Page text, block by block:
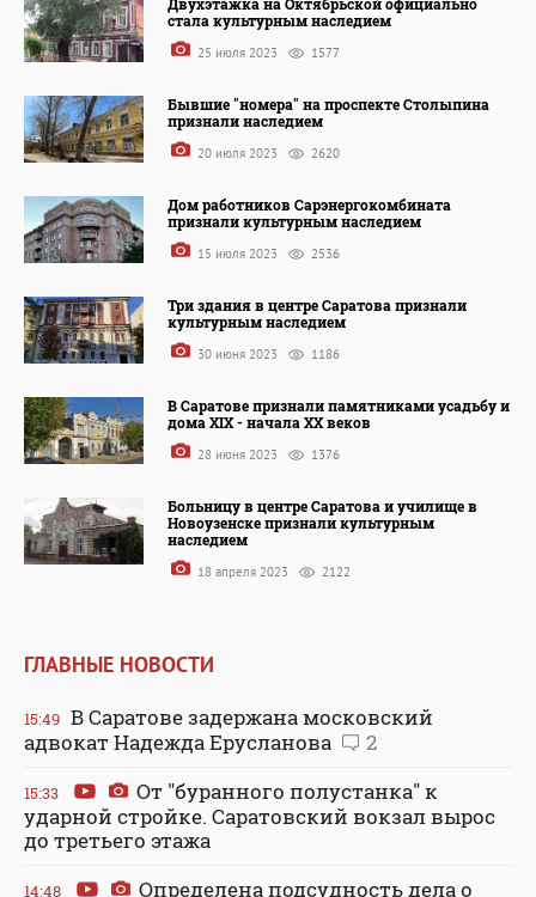
стала культурным наследием
25 июля 2023 1577
Бывшие "номера" на проспекте Столыпина
признали наследием
20 июля 2023 2620
Дом работников Сарэнергокомбината
признали культурным наследием
15 июля 2023 2536
Три здания в центре Саратова признали
культурным наследием
30 июня 2023 1186
В Саратове признали памятниками усадьбу и
дома XIX - начала ХХ веков
28 июня 2023 1376
Больницу в центре Саратова и училище в
Новоузенске признали культурным
наследием
18 апреля 2023 2122
ГЛАВНЫЕ НОВОСТИ
15:49 В Саратове задержана московский
адвокат Надежда Ерусланова
2
15:33
От "буранного полустанка" к
ударной стройке. Саратовский вокзал вырос
до третьего этажа
14:48
Определена подсудность дела о